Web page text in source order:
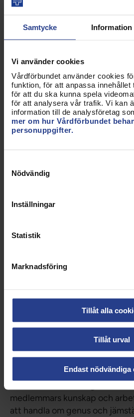
Samtycke Information
Vi använder cookies
Vårdförbundet använder cookies
funktion, för att anpassa innehållet
för att du ska kunna spela
för att analysera vår trafik. Vi kan
information till de analysföretag
mer om hur Vårdförbundet
personuppgifter.
Nödvändig
Inställningar
Statistik
Marknadsföring
Tillåt alla
Tillåt urval
Endast nödvändiga
Maria Sedemark,
innebära att inte ingå i
Kent Wisti,
kapitel med sina pricksäkra
om vithetsnormen, hur den
på andra håll i samhället.
Handledning till
bokcirkel eller som inspiration
och normer. Du kan beställa
"genusyrsel".
Varför normkritik?
medlemmars kunskap och
att handla om genus och